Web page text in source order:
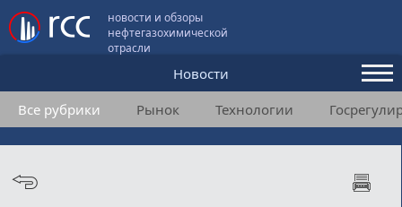
новости и обзоры
нефтегазохимической
отрасли
Новости
Аналитика и мнения
Конференции
Все рубрики Рынок Технологии